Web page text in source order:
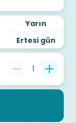
Yarın
Ertesi gün
1